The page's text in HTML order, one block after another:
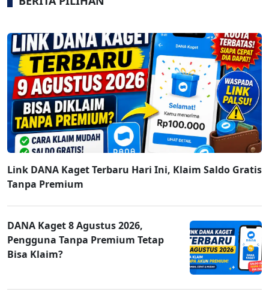
Link DANA Kaget Terbaru Hari Ini, Klaim Saldo Gratis
Tanpa Premium
DANA Kaget 8 Agustus 2026,
Pengguna Tanpa Premium Tetap
Bisa Klaim?